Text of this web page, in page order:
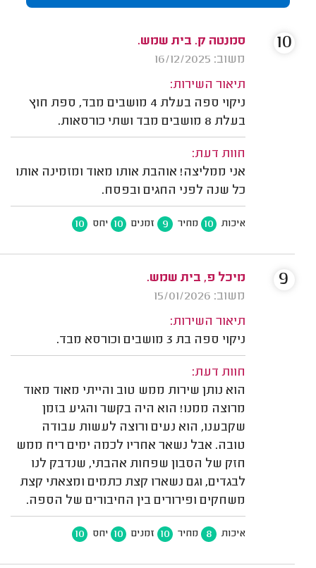
סמנטה ק. בית שמש.
משוב: 16/12/2025
תיאור השירות:
ניקוי ספה בעלת 4 מושבים מבד, ספת חוץ
בעלת 8 מושבים מבד ושתי כורסאות.
חוות דעת:
אני ממליצה! אוהבת אותו מאוד ומזמינה אותו
כל שנה לפני החגים ובפסח.
איכות 10 מחיר 9 זמנים 10 יחס 10
10
מיכל פ, בית שמש.
משוב: 15/01/2026
תיאור השירות:
ניקוי ספה בת 3 מושבים וכורסא מבד.
חוות דעת:
הוא נותן שירות ממש טוב והייתי מאוד מאוד
מרוצה ממנו! הוא היה בקשר והגיע בזמן
שקבענו, הוא נעים ורוצה לעשות עבודה
טובה. אבל נשאר אחריו לכמה ימים ריח ממש
חזק של הסבון שפחות אהבתי, שנדבק לנו
לבגדים, וגם נשארו קצת כתמים ומצאתי קצת
משחקים ופירורים בין החיבורים של הספה.
איכות 8 מחיר 10 זמנים 10 יחס 10
9